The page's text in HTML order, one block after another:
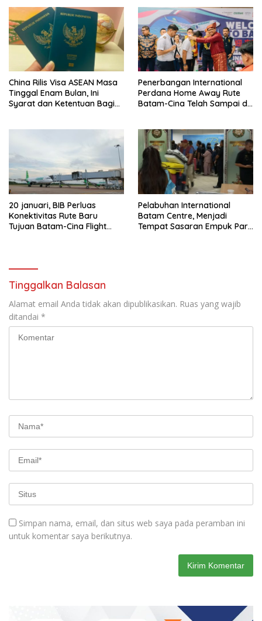
China Rilis Visa ASEAN Masa
Tinggal Enam Bulan, Ini
Syarat dan Ketentuan Bagi
Penerbangan International
Perdana Home Away Rute
Batam-Cina Telah Sampai di
20 januari, BIB Perluas
Konektivitas Rute Baru
Tujuan Batam-Cina Flight
Pelabuhan International
Batam Centre, Menjadi
Tempat Sasaran Empuk Para
Tinggalkan Balasan
Alamat email Anda tidak akan dipublikasikan. Ruas yang wajib
ditandai *
Simpan nama, email, dan situs web saya pada peramban ini
untuk komentar saya berikutnya.